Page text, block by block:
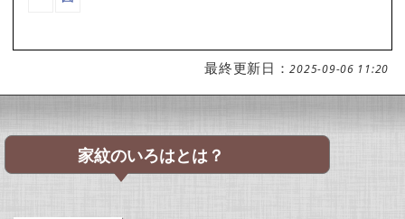
最終更新日：2025-09-06 11:20
家紋のいろはとは？